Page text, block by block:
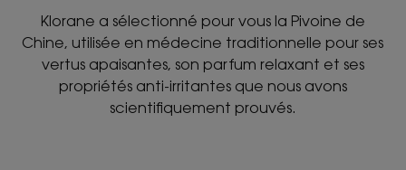
Klorane a sélectionné pour vous la Pivoine de
Chine, utilisée en médecine traditionnelle pour ses
vertus apaisantes, son parfum relaxant et ses
propriétés anti-irritantes que nous avons
scientifiquement prouvés.